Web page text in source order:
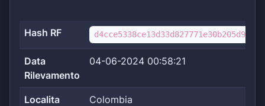
Hash RF
Data
Rilevamento
04-06-2024 00:58:21
Localita
Colombia